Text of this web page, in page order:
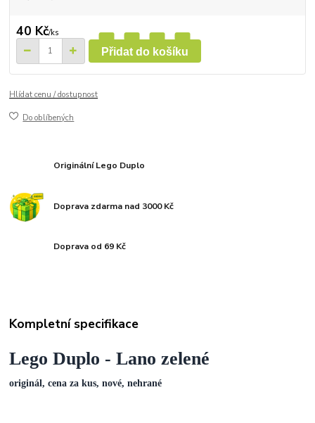
40 Kč/ks
Přidat do košíku
Hlídat cenu / dostupnost
Do oblíbených
Originální Lego Duplo
Doprava zdarma nad 3000 Kč
Doprava od 69 Kč
Kompletní specifikace
Lego Duplo - Lano zelené
originál, cena za kus, nové, nehrané